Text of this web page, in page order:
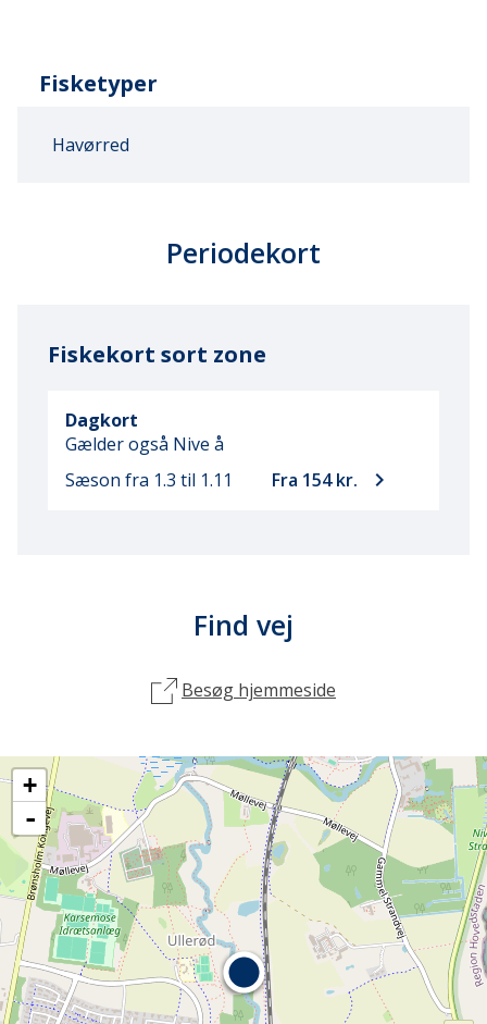
Fisketyper
Havørred
Periodekort
Fiskekort sort zone
Dagkort
Gælder også Nive å
Sæson fra 1.3 til 1.11 Fra 154 kr. keyboard_arrow_right
Find vej
Besøg hjemmeside
+
-